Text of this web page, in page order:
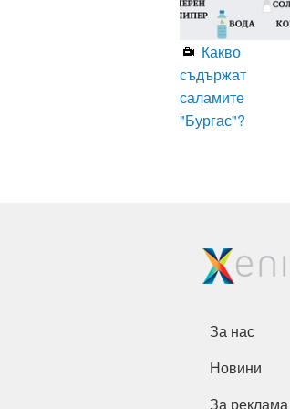
Какво
съдържат
саламите
"Бургас"?
За нас
Новини
За реклама